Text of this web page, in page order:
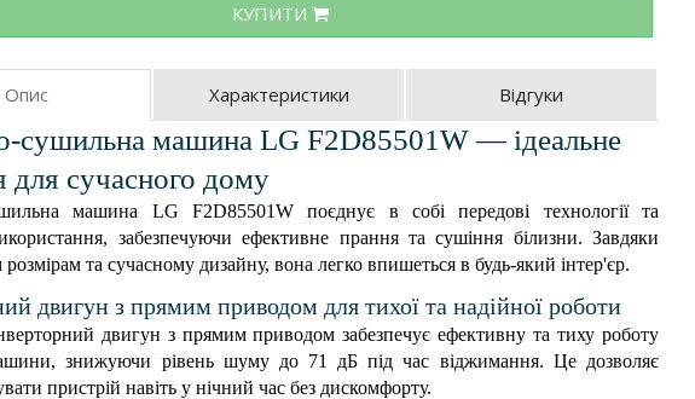
КУПИТИ
Опис Характеристики Відгуки
сушильна машина LG F2D85501W — ідеальне
для сучасного дому
машина LG F2D85501W поєднує в собі передові технології та
забезпечуючи ефективне прання та сушіння білизни. Завдяки
та сучасному дизайну, вона легко впишеться в будь-який інтер'єр.
двигун з прямим приводом для тихої та надійної роботи
двигун з прямим приводом забезпечує ефективну та тиху роботу
знижуючи рівень шуму до 71 дБ під час віджимання. Це дозволяє
пристрій навіть у нічний час без дискомфорту.